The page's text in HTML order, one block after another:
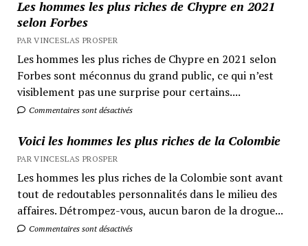
Les hommes les plus riches de Chypre en 2021
selon Forbes
PAR VINCESLAS PROSPER
Les hommes les plus riches de Chypre en 2021 selon
Forbes sont méconnus du grand public, ce qui n’est
visiblement pas une surprise pour certains....
Commentaires sont désactivés
Voici les hommes les plus riches de la Colombie
PAR VINCESLAS PROSPER
Les hommes les plus riches de la Colombie sont avant
tout de redoutables personnalités dans le milieu des
affaires. Détrompez-vous, aucun baron de la drogue...
Commentaires sont désactivés